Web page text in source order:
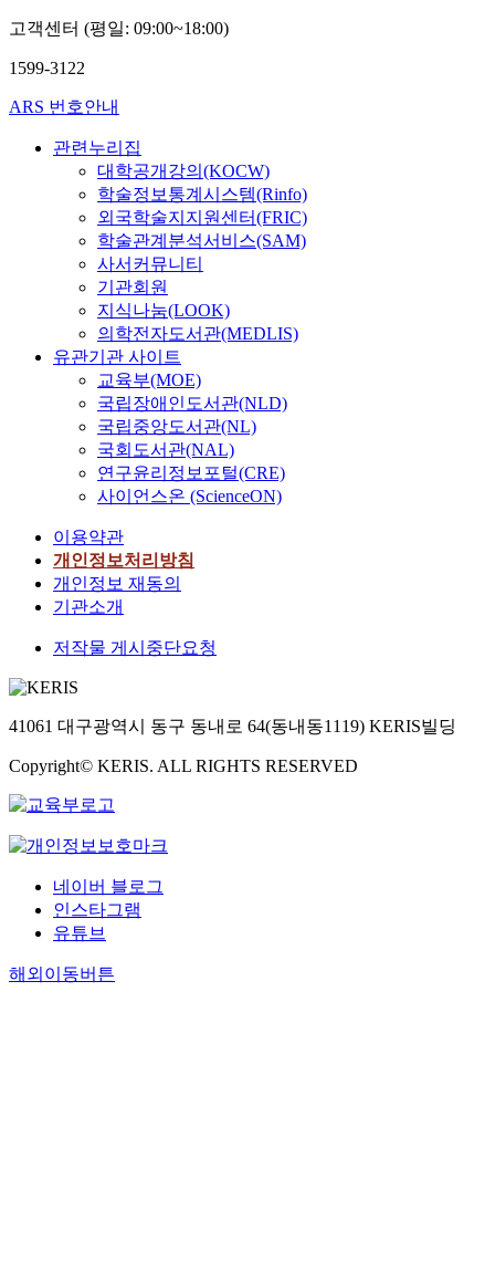
고객센터 (평일: 09:00~18:00)
1599-3122
ARS 번호안내
관련누리집
대학공개강의(KOCW)
학술정보통계시스템(Rinfo)
외국학술지지원센터(FRIC)
학술관계분석서비스(SAM)
사서커뮤니티
기관회원
지식나눔(LOOK)
의학전자도서관(MEDLIS)
유관기관 사이트
교육부(MOE)
국립장애인도서관(NLD)
국립중앙도서관(NL)
국회도서관(NAL)
연구윤리정보포털(CRE)
사이언스온 (ScienceON)
이용약관
개인정보처리방침
개인정보 재동의
기관소개
저작물 게시중단요청
41061 대구광역시 동구 동내로 64(동내동1119) KERIS빌딩
Copyright© KERIS. ALL RIGHTS RESERVED
네이버 블로그
인스타그램
유튜브
해외이동버튼